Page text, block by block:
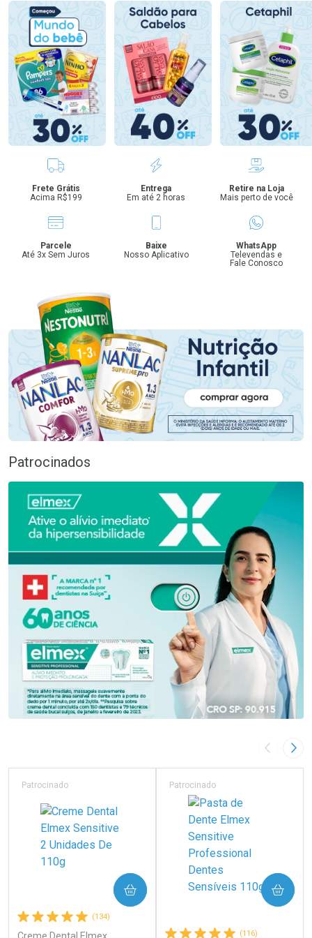
Benefícios
Frete Grátis
Acima R$199
Entrega
Em até 2 horas
Retire na Loja
Mais perto de você
Parcele
Até 3x Sem Juros
Baixe
Nosso Aplicativo
WhatsApp
Televendas e
Fale Conosco
Patrocinados
Imagem
(134)
Creme Dental Elmex
Patrocinado
COMPRAR
(116)
Patrocinado
COMPRAR